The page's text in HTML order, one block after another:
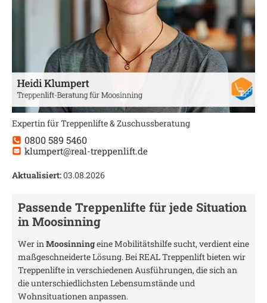
Expertin für Treppenlifte & Zuschussberatung
0800 589 5460
klumpert@real-treppenlift.de
Aktualisiert:03.08.2026
Passende Treppenlifte für jede Situation
inMoosinning
Wer inMoosinningeine Mobilitätshilfe sucht, verdient eine
maßgeschneiderte Lösung. Bei REAL Treppenlift bieten wir
Treppenlifte in verschiedenen Ausführungen, die sich an
die unterschiedlichsten Lebensumstände und
Wohnsituationen anpassen.